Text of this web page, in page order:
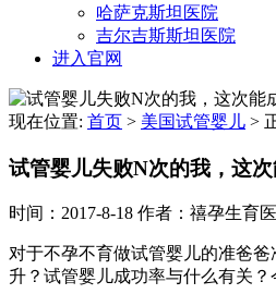
哈萨克斯坦医院
吉尔吉斯斯坦医院
进入官网
现在位置: 首页 > 美国试管婴儿 >
试管婴儿失败N次的我，这
时间：2017-8-18 作者：禧孕生育
对于不孕不育做试管婴儿的准爸
升？试管婴儿成功率与什么有关